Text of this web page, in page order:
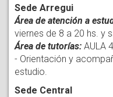
Sede Arregui
Área de atención a
viernes de 8 a 20 hs. y
Área de tutorías: AULA
- Orientación y
estudio.
Sede Central